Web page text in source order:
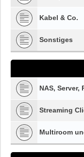
Kabel & Co.
Sonstiges
NAS, Server,
Streaming
Multiroom